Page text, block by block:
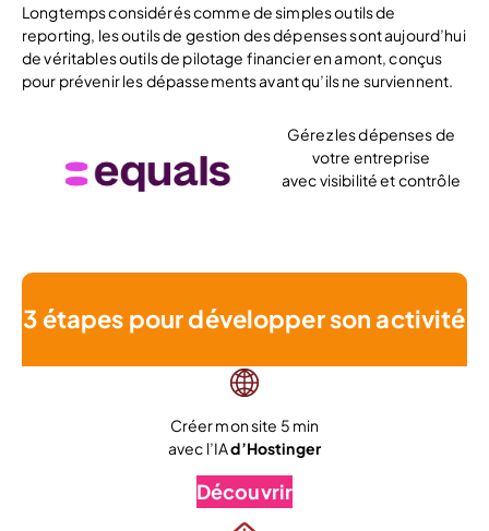
Longtemps considérés comme de simples outils de
reporting, les outils de gestion des dépenses sont aujourd’hui
de véritables outils de pilotage financier en amont, conçus
pour prévenir les dépassements avant qu’ils ne surviennent.
Gérez les dépenses de
votre entreprise
avec visibilité et contrôle
3 étapes pour développer son activité
Créer mon site 5 min
avec l’IAd’Hostinger
Découvrir